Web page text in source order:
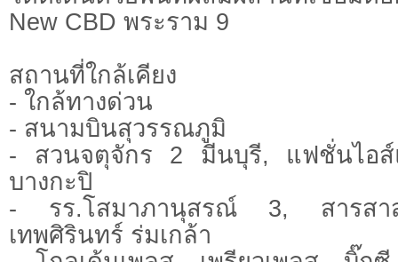
New CBD พระราม 9
สถานที่ใกล้เคียง
- ใกล้ทางด่วน
- สนามบินสุวรรณภูมิ
- สวนจตุจักร 2 มีนบุรี, แฟชั่นไอส์
บางกะปิ
- รร.โสมาภานุสรณ์ 3, สารสา
เทพศิรินทร์ ร่มเกล้า